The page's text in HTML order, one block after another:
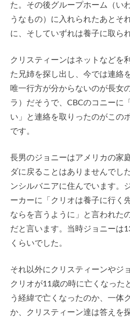
た。その後グループホーム（い
うなもの）に入れられたあとそ
に、そしていずれは養子に取ら
クリスティーンはネットなどを
た兄姉を探し出し、今では連絡
唯一行方が分からないのが長女
ラ）だそうで、CBCのコニーに
い」と連絡を取りったのがこの
です。
長男のジョニーはアメリカの家
ダに戻ることはありませんでし
ンシルバニアに住んでいます。
ーカーに「クリオは養子に行く
ならを言うように」と言われた
だと言います。当時ジョニーは
くらいでした。
それ以外にクリスティーンやジ
クリオが11歳の時に亡くなった
う経緯で亡くなったのか、一体
か、クリスティーン達は答えを